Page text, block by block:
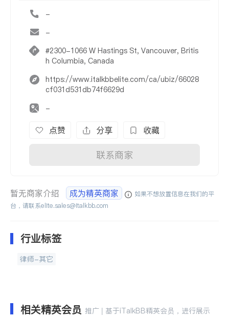
-
-
#2300-1066 W Hastings St, Vancouver, Britis
h Columbia, Canada
https://www.italkbbelite.com/ca/ubiz/66028
cf031d531db74f6629d
-
点赞 分享 收藏
联系商家
暂无商家介绍 成为精英商家
如果不想放置信息在我们的平
台，请联系elite.sales@italkbb.com
行业标签
律师-其它
相关精英会员 推广 | 基于iTalkBB精英会员，进行展示